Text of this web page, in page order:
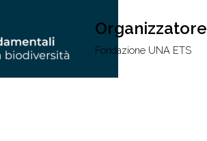
Organizzatore
Fondazione UNA ETS